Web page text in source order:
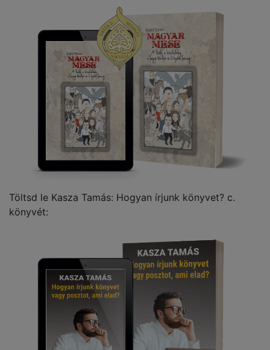
Töltsd le Kasza Tamás: Hogyan írjunk könyvet? c.
könyvét: